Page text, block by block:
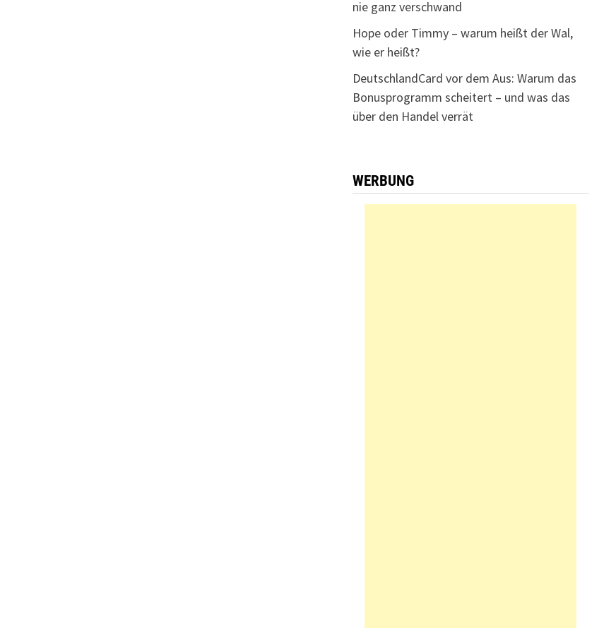
nie ganz verschwand
Hope oder Timmy – warum heißt der Wal,
wie er heißt?
DeutschlandCard vor dem Aus: Warum das
Bonusprogramm scheitert – und was das
über den Handel verrät
WERBUNG